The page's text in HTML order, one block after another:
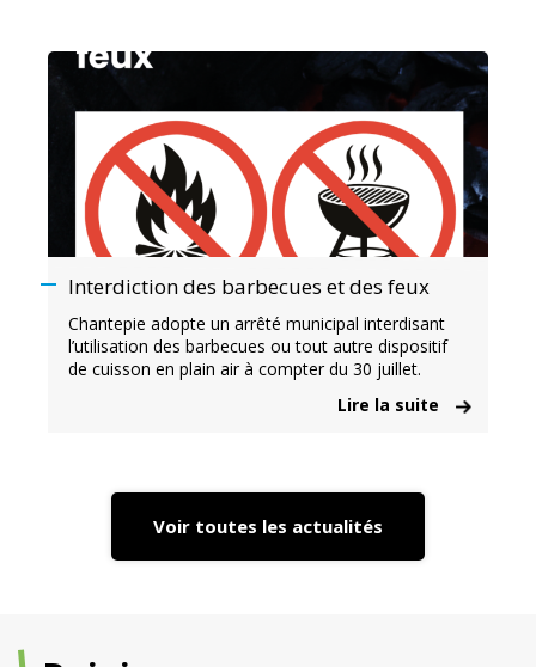
Interdiction des barbecues et des feux
Chantepie adopte un arrêté municipal interdisant
l’utilisation des barbecues ou tout autre dispositif
de cuisson en plain air à compter du 30 juillet.
Lire la suite
Voir toutes les actualités